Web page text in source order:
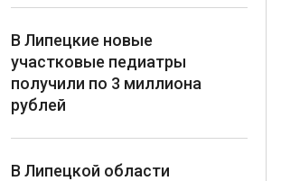
В Липецкие новые
участковые педиатры
получили по 3 миллиона
рублей
В Липецкой области